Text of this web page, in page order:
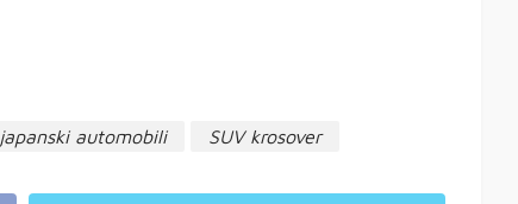
japanski automobili SUV krosover